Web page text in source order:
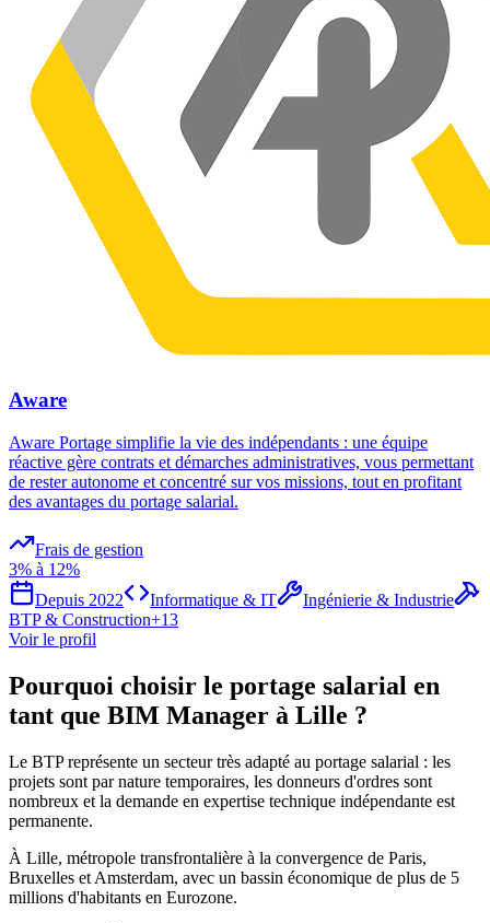
Aware
Aware Portage simplifie la vie des indépendants : une équipe
réactive gère contrats et démarches administratives, vous permettant
de rester autonome et concentré sur vos missions, tout en profitant
des avantages du portage salarial.
Frais de gestion
3% à 12%
Depuis 2022 Informatique & IT
Ingénierie & Industrie
BTP & Construction+13
Voir le profil
Pourquoi choisir le portage salarial en
tant que BIM Manager à Lille ?
Le BTP représente un secteur très adapté au portage salarial : les
projets sont par nature temporaires, les donneurs d'ordres sont
nombreux et la demande en expertise technique indépendante est
permanente.
À Lille, métropole transfrontalière à la convergence de Paris,
Bruxelles et Amsterdam, avec un bassin économique de plus de 5
millions d'habitants en Eurozone.